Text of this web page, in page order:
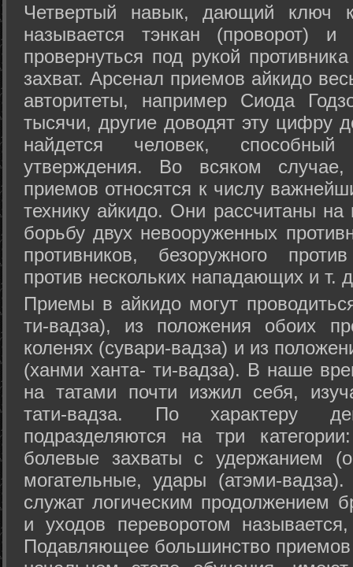
Четвертый навык, дающий ключ
называется тэнкан (проворот)
провернуться под рукой
захват. Арсенал приемов айкидо
авторитеты, например Сиода
тысячи, другие доводят эту цифру
найдется человек,
утверждения. Во всяком
приемов относятся к числу
технику айкидо. Они рассчитаны
борьбу двух невооруженных
противников, безоружного
против нескольких нападающих и т.
Приемы в айкидо могут
ти-вадза), из положения обоих
коленях (сувари-вадза) и из
(ханми ханта- ти-вадза). В наше
на татами почти изжил себя,
тати-вадза. По характеру
подразделяются на три
болевые захваты с удержанием
могательные, удары (атэми-
служат логическим продолжением
и уходов переворотом
Подавляющее большинство